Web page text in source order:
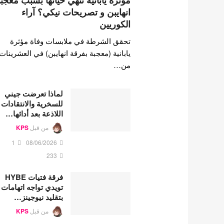
انهايبن و تصريحات نيكي؟ آراء
الكوريين
تحقق الشرطة في ملابسات وفاة مؤثرة
يابانية (معجبة بفرقة انهايبن) في العشرينات
من…
لماذا تعرضت جيني
للسخرية والانتقادات
اللاذعة بعد أدائها…
من قبل KPS
08/06/2026
1
233
فرقة فتيات HYBE
تويدي تواجه اتهامات
بتقليد نيوجينز…
من قبل KPS